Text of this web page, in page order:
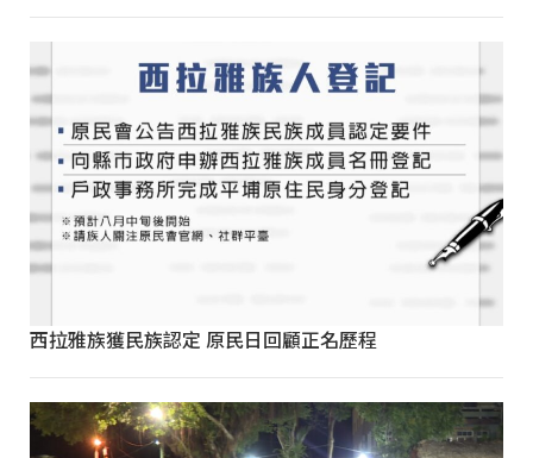
西拉雅族獲民族認定 原民日回顧正名歷程